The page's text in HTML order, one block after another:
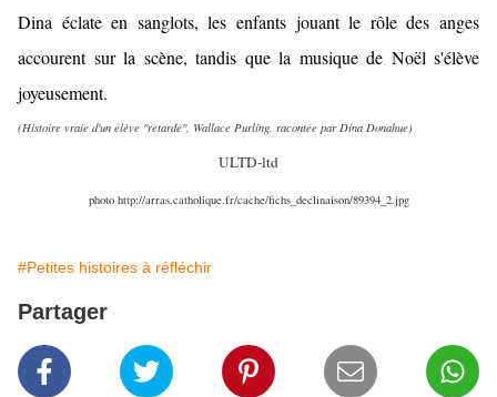
Dina éclate en sanglots, les enfants jouant le rôle des anges
accourent sur la scène, tandis que la musique de Noël s'élève
joyeusement.
(Histoire vraie d'un élève "retardé", Wallace Purling, racontée par Dina Donahue)
ULTD-ltd
photo http://arras.catholique.fr/cache/fichs_declinaison/89394_2.jpg
#Petites histoires à réfléchir
Partager